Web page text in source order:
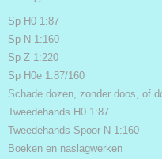
Sp H0 1:87
Sp N 1:160
Sp Z 1:220
Sp H0e 1:87/160
Schade dozen, zonder doos, of
Tweedehands H0 1:87
Tweedehands Spoor N 1:160
Boeken en naslagwerken